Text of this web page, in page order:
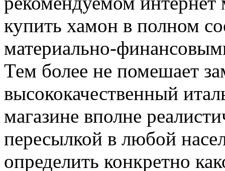
купить хамон в полном
материально-
Тем более не помешает
высококачественный
магазине вполне
пересылкой в любой
определить конкретно